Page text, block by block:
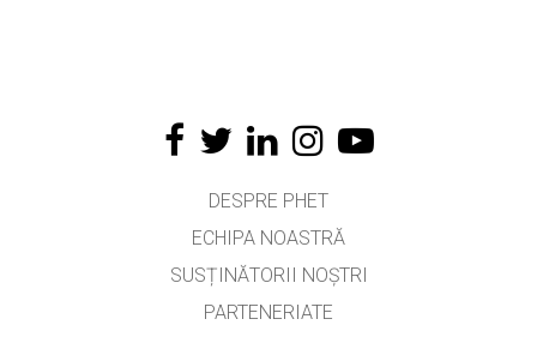
DESPRE PHET
ECHIPA NOASTRĂ
SUSȚINĂTORII NOȘTRI
PARTENERIATE